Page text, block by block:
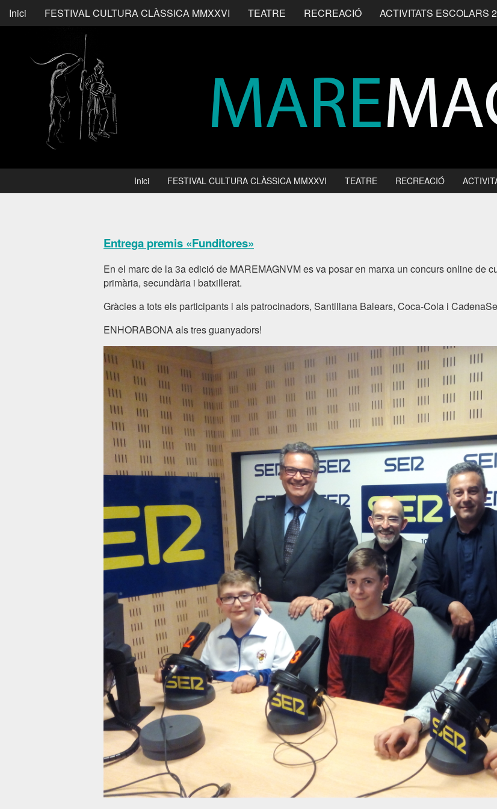
Inici FESTIVAL CULTURA CLÀSSICA MMXXVI TEATRE RECREACIÓ ACTIVITATS ESCOLARS
Inici FESTIVAL CULTURA CLÀSSICA MMXXVI TEATRE RECREACIÓ
Entrega premis «Funditores»
En el marc de la 3a edició de MAREMAGNVM es va posar en marxa un concurs online de
primària, secundària i batxillerat.
Gràcies a tots els participants i als patrocinadors, Santillana Balears, Coca-Cola i
ENHORABONA als tres guanyadors!